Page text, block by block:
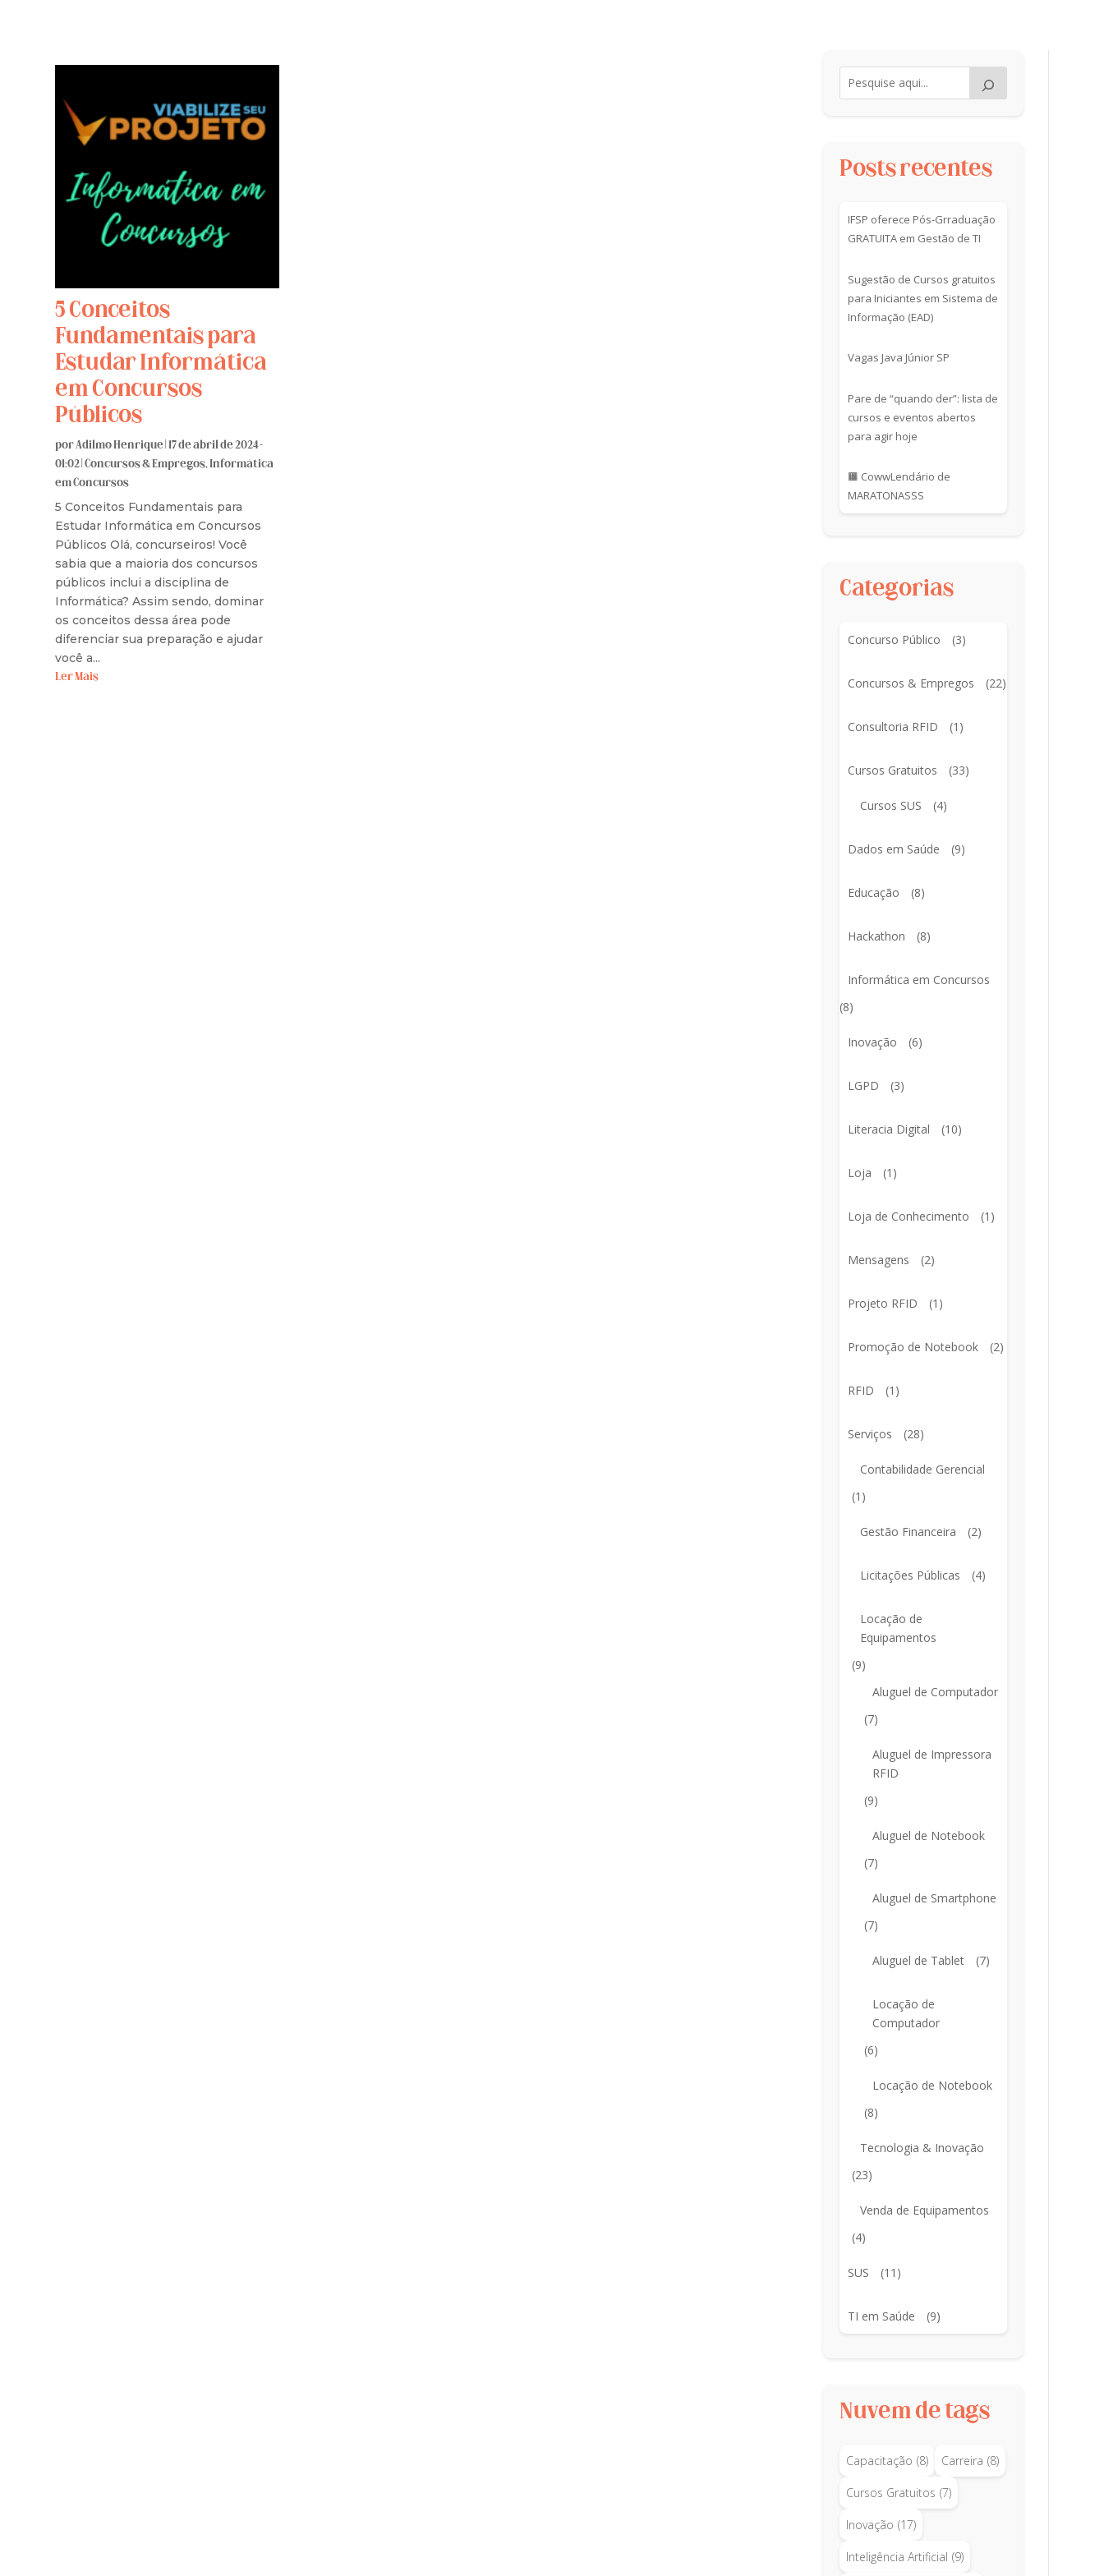
5 Conceitos
Fundamentais para
Estudar Informática
em Concursos
Públicos
porAdilmo Henrique| 17 de abril de 2024 -
01:02|Concursos & Empregos,Informática
em Concursos
5 Conceitos Fundamentais para
Estudar Informática em Concursos
Públicos Olá, concurseiros! Você
sabia que a maioria dos concursos
públicos inclui a disciplina de
Informática? Assim sendo, dominar
os conceitos dessa área pode
diferenciar sua preparação e ajudar
você a...
Ler Mais
Posts recentes
IFSP oferece Pós-Grraduação
GRATUITA em Gestão de TI
Sugestão de Cursos gratuitos
para Iniciantes em Sistema de
Informação (EAD)
Vagas Java Júnior SP
Pare de “quando der”: lista de
cursos e eventos abertos
para agir hoje
🟧 CowwLendário de
MARATONASSS
Categorias
Concurso Público (3)
Concursos & Empregos (22)
Consultoria RFID (1)
Cursos Gratuitos (33)
Cursos SUS (4)
Dados em Saúde (9)
Educação (8)
Hackathon (8)
Informática em Concursos
(8)
Inovação (6)
LGPD (3)
Literacia Digital (10)
Loja (1)
Loja de Conhecimento (1)
Mensagens (2)
Projeto RFID (1)
Promoção de Notebook (2)
RFID (1)
Serviços (28)
Contabilidade Gerencial
(1)
Gestão Financeira (2)
Licitações Públicas (4)
Locação de
Equipamentos
(9)
Aluguel de Computador
(7)
Aluguel de Impressora
RFID
(9)
Aluguel de Notebook
(7)
Aluguel de Smartphone
(7)
Aluguel de Tablet (7)
Locação de
Computador
(6)
Locação de Notebook
(8)
Tecnologia & Inovação
(23)
Venda de Equipamentos
(4)
SUS (11)
TI em Saúde (9)
Nuvem de tags
Capacitação (8) Carreira (8)
Cursos Gratuitos (7)
Inovação (17)
Inteligência Artificial (9)